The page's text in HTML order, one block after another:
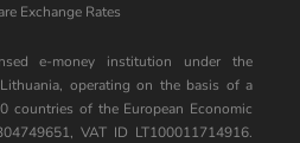
Exchange Rates
e-money institution under the
operating on the basis of a
countries of the European Economic
VAT ID LT100011714916.